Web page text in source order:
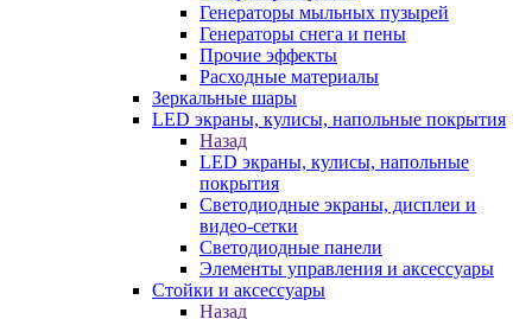
Генераторы мыльных пузырей
Генераторы снега и пены
Прочие эффекты
Расходные материалы
Зеркальные шары
LED экраны, кулисы, напольные покрытия
Назад
LED экраны, кулисы, напольные
покрытия
Светодиодные экраны, дисплеи и
видео-сетки
Светодиодные панели
Элементы управления и аксессуары
Стойки и аксессуары
Назад